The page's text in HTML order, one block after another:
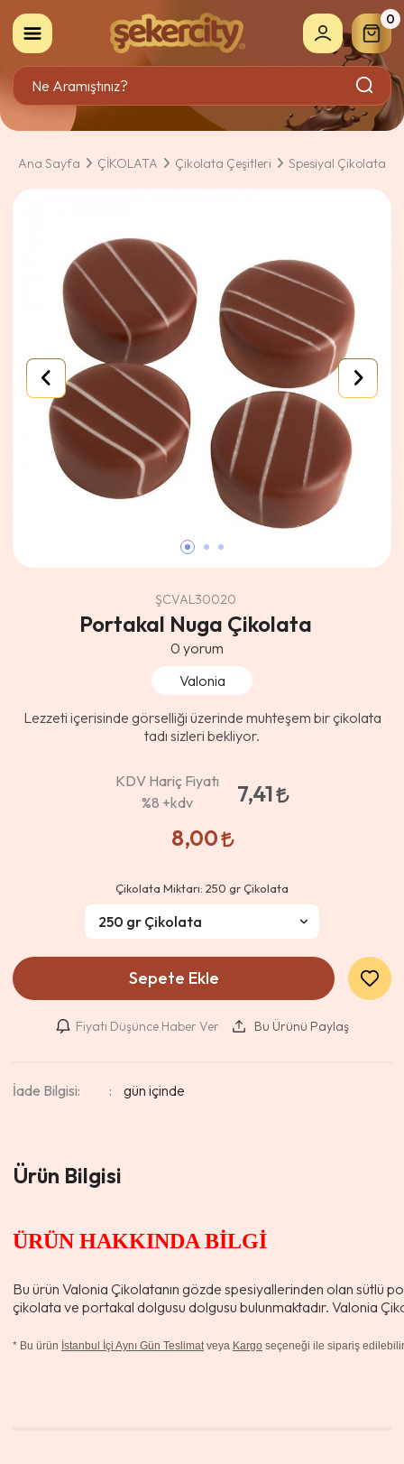
0
Ana Sayfa ÇİKOLATA Çikolata Çeşitleri Spesiyal Çikolata
ŞCVAL30020
Portakal Nuga Çikolata
0 yorum
Valonia
Lezzeti içerisinde görselliği üzerinde muhteşem bir çikolata
tadı sizleri bekliyor.
KDV Hariç Fiyatı
%8 +kdv
7,41
8,00
Çikolata Miktarı: 250 gr Çikolata
Sepete Ekle
Fiyatı Düşünce Haber Ver Bu Ürünü Paylaş
İade Bilgisi:
Ürün Bilgisi
ÜRÜN HAKKINDA BİLGİ
Bu ürün Valonia Çikolatanın gözde spesiyallerinden olan sütlü
çikolata ve portakal dolgusu dolgusu bulunmaktadır. Valonia
* Bu ürün İstanbul İçi Aynı Gün Teslimatveya Kargo seçeneği ile sipariş